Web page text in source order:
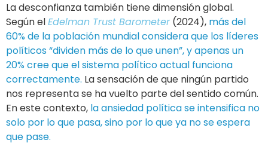
La desconfianza también tiene dimensión global.
Según elEdelman Trust Barometer(2024), más del
60% de la población mundial considera que los líderes
políticos “dividen más de lo que unen”, y apenas un
20% cree que el sistema político actual funciona
correctamente. La sensación de que ningún partido
nos representa se ha vuelto parte del sentido común.
En este contexto, la ansiedad política se intensifica no
solo por lo que pasa, sino por lo que ya no se espera
que pase.